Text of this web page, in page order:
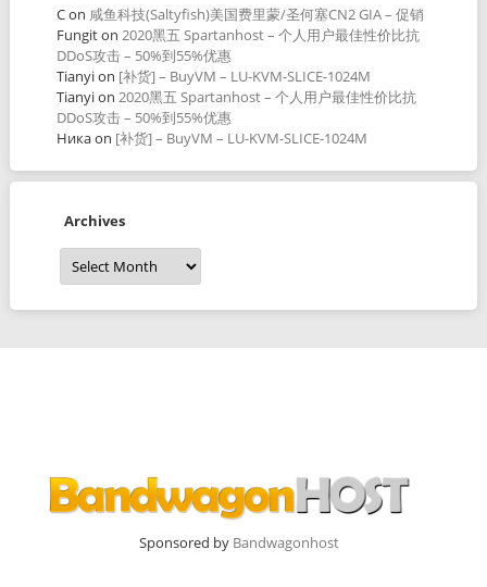
Con 咸鱼科技(Saltyfish)美国费里蒙/圣何塞CN2 GIA – 促销
Fungiton 2020黑五 Spartanhost – 个人用户最佳性价比抗
DDoS攻击 – 50%到55%优惠
Tianyion [补货] – BuyVM – LU-KVM-SLICE-1024M
Tianyion 2020黑五 Spartanhost – 个人用户最佳性价比抗
DDoS攻击 – 50%到55%优惠
Никаon [补货] – BuyVM – LU-KVM-SLICE-1024M
Archives
Archives
Sponsored by Bandwagonhost